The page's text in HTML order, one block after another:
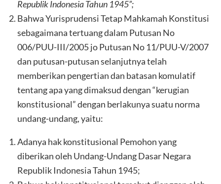
Republik Indonesia Tahun 1945”;
Bahwa Yurisprudensi Tetap Mahkamah Konstitusi
sebagaimana tertuang dalam Putusan No
006/PUU-III/2005 jo Putusan No 11/PUU-V/2007
dan putusan-putusan selanjutnya telah
memberikan pengertian dan batasan komulatif
tentang apa yang dimaksud dengan “kerugian
konstitusional” dengan berlakunya suatu norma
undang-undang, yaitu:
Adanya hak konstitusional Pemohon yang
diberikan oleh Undang-Undang Dasar Negara
Republik Indonesia Tahun 1945;